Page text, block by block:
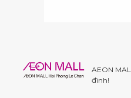
AEON
đình!